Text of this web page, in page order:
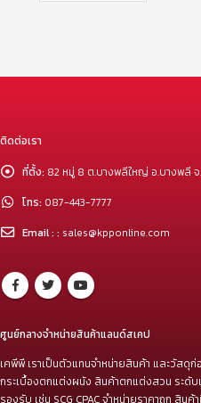
ติดต่อเรา
ที่ตั้ง: 82 หมู่ 8 ต.บางพลีใหญ่ อ.บางพลี
โทร: 087-443-7777
Email : : sales@kpponline.com
ศูนย์กลางจำหน่ายสินค้าแลนด์สเคป
เคพีพี เราเป็นตัวแทนจำหน่ายสินค้า และวัส
กระเบื้องตกแต่งผนัง สินค้าตกแต่งสวน ระดั
รองรับ เช่น SCG CPAC จำหน่ายราคาถูก สิ